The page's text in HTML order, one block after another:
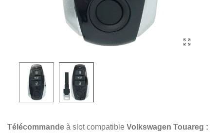
Télécommande à slot compatible Volkswagen Touareg :